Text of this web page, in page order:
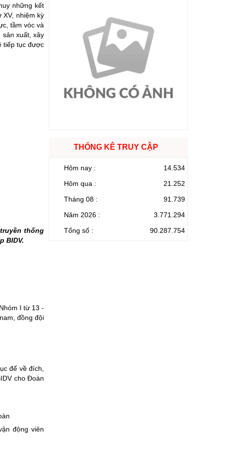
những kết
nhiệm kỳ
tầm vóc và
sản xuất, xây
tiếp tục được
thống
BIDV.
I từ 13 -
đồng đội
để về đích,
cho Đoàn
động viên
THỐNG KÊ TRUY CẬP
Hôm nay :
14.534
Hôm qua :
21.252
Tháng 08 :
91.739
Năm 2026 :
3.771.294
Tổng số :
90.287.754